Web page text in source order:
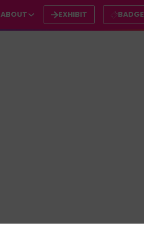
ABOUT EXHIBIT BADGE